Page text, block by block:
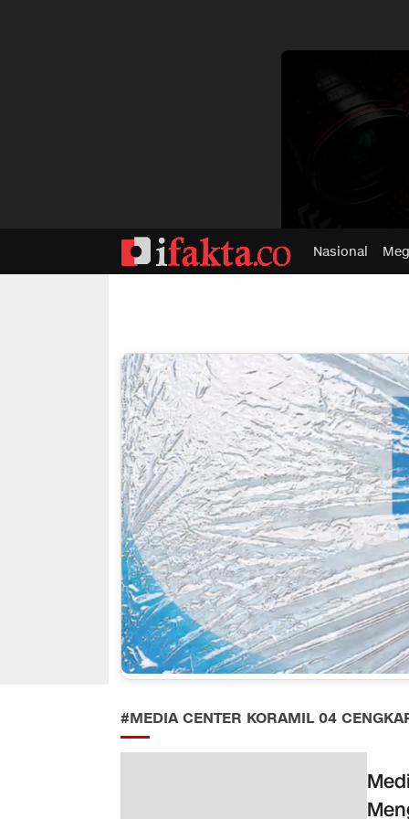
Nasional
#MEDIA CENTER KORAMIL 04